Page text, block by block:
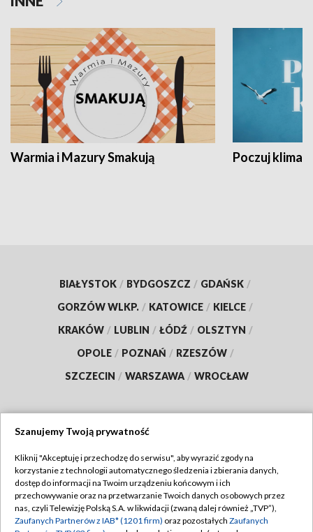
Warmia i Mazury Smakują Poczuj klimat
BIAŁYSTOK / BYDGOSZCZ / GDAŃSK /
GORZÓW WLKP. / KATOWICE / KIELCE /
KRAKÓW / LUBLIN / ŁÓDŹ / OLSZTYN /
OPOLE / POZNAŃ / RZESZÓW /
SZCZECIN / WARSZAWA / WROCŁAW
TVP
Abonament TVP
Emisja w TVP
Regulamin TVP
Polityka prywatności
Szanujemy Twoją prywatność
Kliknij "Akceptuję i przechodzę do serwisu", aby wyrazić zgody na
korzystanie z technologii automatycznego śledzenia i zbierania danych,
dostęp do informacji na Twoim urządzeniu końcowym i ich
przechowywanie oraz na przetwarzanie Twoich danych osobowych przez
nas, czyli Telewizję Polską S.A. w likwidacji (zwaną dalej również „TVP”),
Zaufanych Partnerów z IAB* (1201 firm) oraz pozostałych Zaufanych